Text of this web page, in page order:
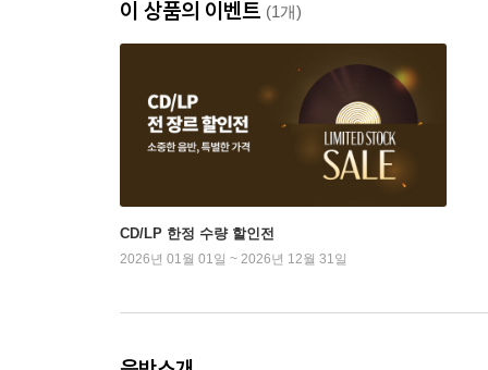
이 상품의 이벤트 (1개)
CD/LP 한정 수량 할인전
2026년 01월 01일 ~ 2026년 12월 31일